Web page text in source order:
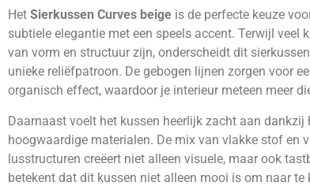
Het Sierkussen Curves beige is de perfecte keuze
subtiele elegantie met een speels accent. Terwijl veel
van vorm en structuur zijn, onderscheidt dit
unieke reliëfpatroon. De gebogen lijnen zorgen voor
organisch effect, waardoor je interieur meteen meer
Daarnaast voelt het kussen heerlijk zacht aan dankzij
hoogwaardige materialen. De mix van vlakke stof en
lusstructuren creëert niet alleen visuele, maar ook
betekent dat dit kussen niet alleen mooi is om naar te